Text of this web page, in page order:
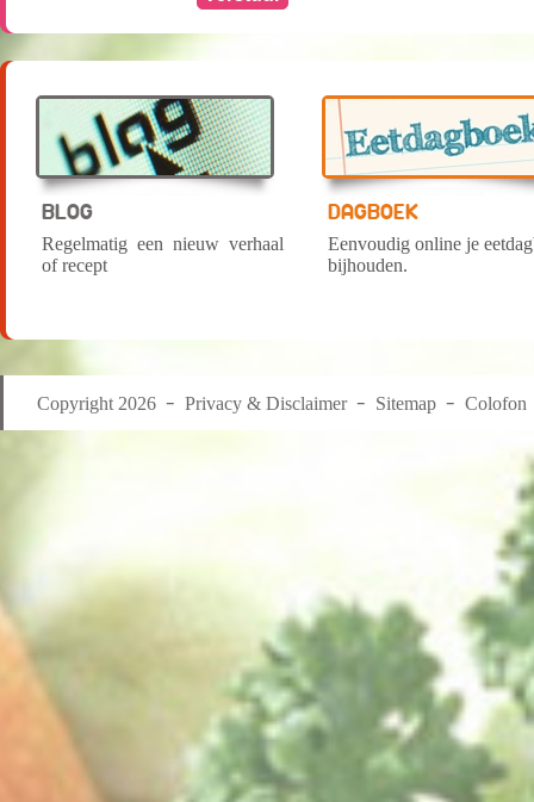
BLOG
Regelmatig een nieuw verhaal
of recept
DAGBOEK
Eenvoudig online je
bijhouden.
Copyright 2026 Privacy & Disclaimer Sitemap Colofon